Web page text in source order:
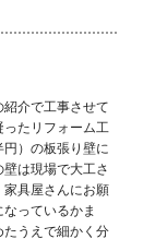
介で工事させて
たリフォーム工
）の板張り壁に
は現場で大工さ
具屋さんにお願
っているかま
うえで細かく分